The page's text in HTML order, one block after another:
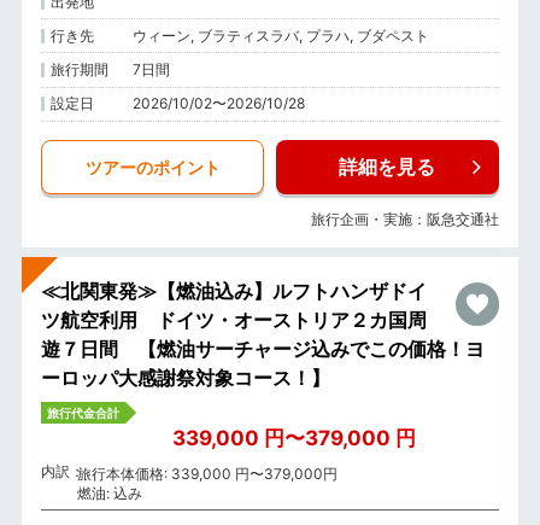
行き先
ウィーン, ブラティスラバ, プラハ, ブダペスト
旅行期間
7日間
設定日
2026/10/02〜2026/10/28
ツアーのポイント 詳細を見る
旅行企画・実施：阪急交通社
≪北関東発≫【燃油込み】ルフトハンザドイ
ツ航空利用 ドイツ・オーストリア２カ国周
遊７日間 【燃油サーチャージ込みでこの価格！ヨ
ーロッパ大感謝祭対象コース！】
旅行代金合計
339,000 円〜379,000 円
内訳 旅行本体価格: 339,000 円〜379,000円
燃油: 込み